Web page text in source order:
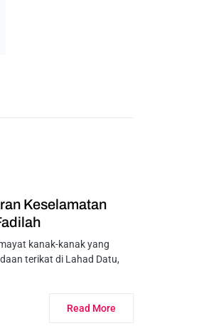
Keselamatan
kanak-kanak yang
terikat di Lahad Datu,
Read More